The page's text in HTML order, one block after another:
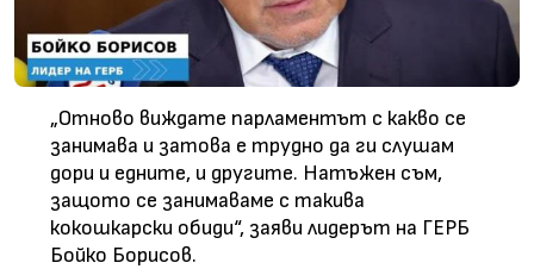
„Отново виждате парламентът с какво се
занимава и затова е трудно да ги слушам
дори и едните, и другите. Натъжен съм,
защото се занимаваме с такива
кокошкарски обиди“, заяви лидерът на ГЕРБ
Бойко Борисов.